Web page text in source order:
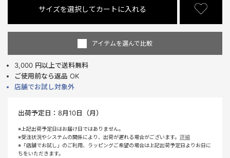
サイズを選択してカートに入れる
アイテムを選んで比較
3,000 円以上で送料無料
ご使用前なら返品 OK
店舗でお試し対象外
出荷予定日： 8月10日（月）
※上記出荷予定日はお届け日ではありません。
※受注状況やシステムの関係により、出荷が遅れる場合がございます。 詳細
※「店舗でお試し」のご利用、ラッピングご希望の場合は上記出荷予定日よりお日に
ちをいただきます。